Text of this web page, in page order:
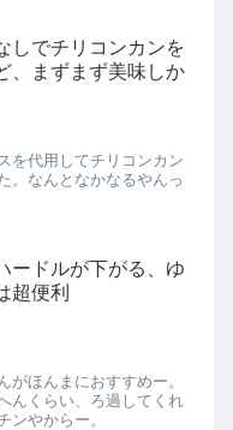
しでチリコンカンを
、まずまず美味しか
を代用してチリコンカン
。なんとなかなるやんっ
ードルが下がる、ゆ
超便利
ほんまにおすすめー。
んくらい、ろ過してくれ
ンやからー。